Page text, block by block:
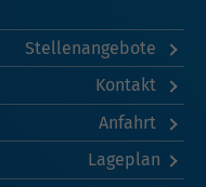
Stellenangebote
Kontakt
Anfahrt
Lageplan